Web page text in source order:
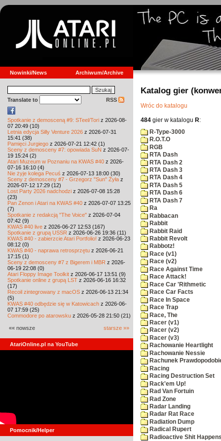
Nowinki/News Archiwum/Archive
Translate to RSS
Spotkanie z demosceną #9: STeel/Tori z 2026-08-
07 20:49 (10)
Letnia edycja Silly Venture 2026 z 2026-07-31
15:41 (38)
Pamięci Jurgiego z 2026-07-21 12:42 (1)
Sceny z demosceny #7: opowiada SuN z 2026-07-
19 15:24 (2)
Atari Muzeum w Poznaniu na KWAS #40 z 2026-
07-16 16:10 (4)
Nie żyje kolega Pecuś z 2026-07-13 18:00 (30)
Sceny z demosceny #7 - Grzegorz "Sun" Żyła z
2026-07-12 17:29 (12)
Lost Party 2026 nadchodzi z 2026-07-08 15:28
(23)
Pan Zenon i Atari na KWAS #40 z 2026-07-07 13:25
(7)
Spotkanie z redakcją "The Voice" z 2026-07-04
07:42 (9)
KWAS #40 live z 2026-06-27 12:53 (167)
Spotkanie z grupą USSR z 2026-06-26 19:36 (11)
KWAS #40 - zabierzcie Atari Portfolio! z 2026-06-23
08:12 (0)
KWAS #40 - naprawa retrosprzętu z 2026-06-21
17:15 (1)
Sceny z demosceny #7 z Bigerem i MBR z 2026-
06-19 22:08 (0)
Atari Floppy Image Toolkit z 2026-06-17 13:51 (9)
Spotkanie online z grupą LST z 2026-06-16 16:32
(17)
Recoil zintegrowany z macOS z 2026-06-13 21:34
(5)
KWAS #40 odbędzie się w Katowicach z 2026-06-
07 17:59 (25)
Commodore po atarowsku z 2026-05-28 21:50 (21)
«« nowsze starsze »»
AtariOnline.pl na YouTube
Pomocnik/Helper
Katalog gier
Wróc do katalogu
484 gier w katalogu R:
R-Type-3000
R.O.T.O
RGB
RTA Dash
RTA Dash 2
RTA Dash 3
RTA Dash 4
RTA Dash 5
RTA Dash 6
RTA Dash 7
Ra
Rabbacan
Rabbit
Rabbit Raid
Rabbit Revolt
Rabbotz!
Race (v1)
Race (v2)
Race Against Time
Race Attack!
Race Car 'Rithmetic
Race Car Facts
Race In Space
Race Trap
Race, The
Racer (v1)
Racer (v2)
Racer (v3)
Rachowanie Heartlight
Rachowanie Nessie
Rachunek
Racing
Racing Destruction Set
Rack'em Up!
Rad Van Fortuin
Rad Zone
Radar Landing
Radar Rat Race
Radiation Dump
Radical Rupert
Radioactive Shit